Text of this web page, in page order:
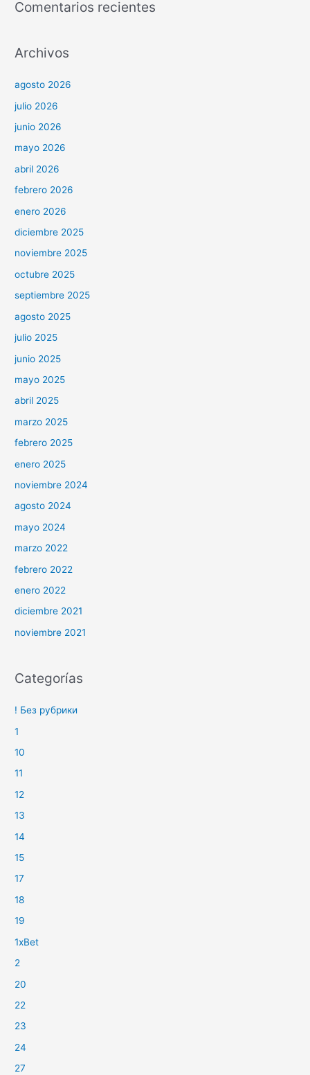
Comentarios recientes
Archivos
agosto 2026
julio 2026
junio 2026
mayo 2026
abril 2026
febrero 2026
enero 2026
diciembre 2025
noviembre 2025
octubre 2025
septiembre 2025
agosto 2025
julio 2025
junio 2025
mayo 2025
abril 2025
marzo 2025
febrero 2025
enero 2025
noviembre 2024
agosto 2024
mayo 2024
marzo 2022
febrero 2022
enero 2022
diciembre 2021
noviembre 2021
Categorías
! Без рубрики
1
10
11
12
13
14
15
17
18
19
1xBet
2
20
22
23
24
27